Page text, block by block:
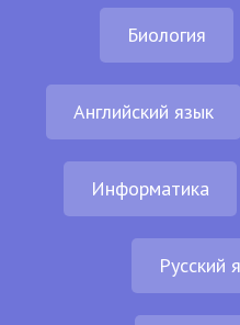
Биология
Английский язык
Информатика
Русский